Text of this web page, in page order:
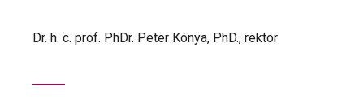
Dr. h. c. prof. PhDr. Peter Kónya, PhD., rektor